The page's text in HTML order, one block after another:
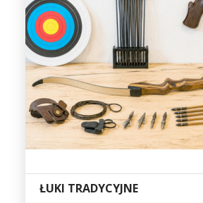
ŁUKI TRADYCYJNE